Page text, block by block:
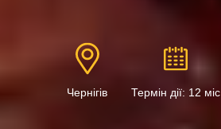
Чернігів Термін дії: 12 міс